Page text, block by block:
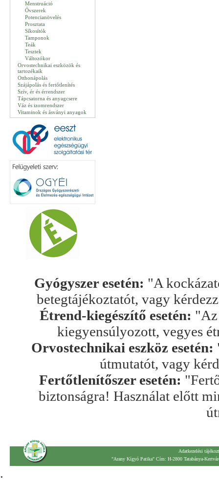
Menstruáció
Óvszerek
Potencianövelés
Prosztata
Síkosítók
Tamponok
Teák
Tesztek
Változókor
Orvostechnikai eszközök és
tartozékaik
Otthonápolás
Szájápolás és fertőtlenítés
Szív, ér és érrendszer
Tápcsatorna és anyagcsere
Váz és izomrendszer
Vitaminok és ásványi anyagok
Gyógyszer esetén: "A
betegtájékoztatót, vagy
Étrend-kiegészítő esetén: "Az
kiegyensúlyozott, vegyes
Orvostechnikai eszköz esetén:
útmutatót, vagy
Fertőtlenítőszer esetén:
biztonságra! Használat előtt
Adatkezelési
"Arany Kígyó Patika" Cím: H-2800 Tatabánya-
.